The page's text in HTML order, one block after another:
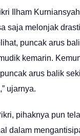
Ilham
saja melonjak
puncak arus
kemarin.
arus balik
ujarnya.
pihaknya pun
dalam